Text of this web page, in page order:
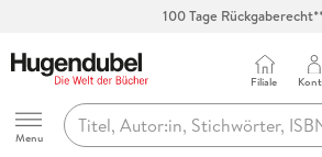
100 Tage
Hugendubel
Menu
Filiale